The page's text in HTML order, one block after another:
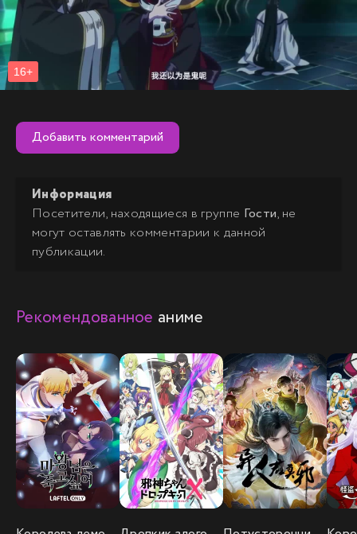
Добавить комментарий
Информация
Посетители, находящиеся в группе Гости, не
могут оставлять комментарии к данной
публикации.
Рекомендованное аниме